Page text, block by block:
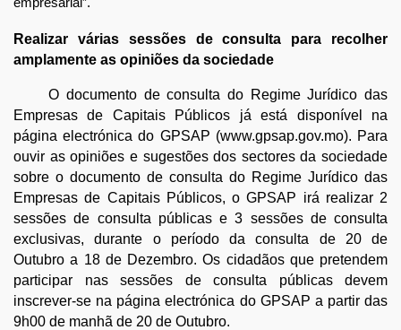
Realizar várias sessões de consulta para recolher
amplamente as opiniões da sociedade
O documento de consulta do Regime Jurídico das
Empresas de Capitais Públicos já está disponível na
página electrónica do GPSAP (www.gpsap.gov.mo). Para
ouvir as opiniões e sugestões dos sectores da sociedade
sobre o documento de consulta do Regime Jurídico das
Empresas de Capitais Públicos, o GPSAP irá realizar 2
sessões de consulta públicas e 3 sessões de consulta
exclusivas, durante o período da consulta de 20 de
Outubro a 18 de Dezembro. Os cidadãos que pretendem
participar nas sessões de consulta públicas devem
inscrever-se na página electrónica do GPSAP a partir das
9h00 de manhã de 20 de Outubro.